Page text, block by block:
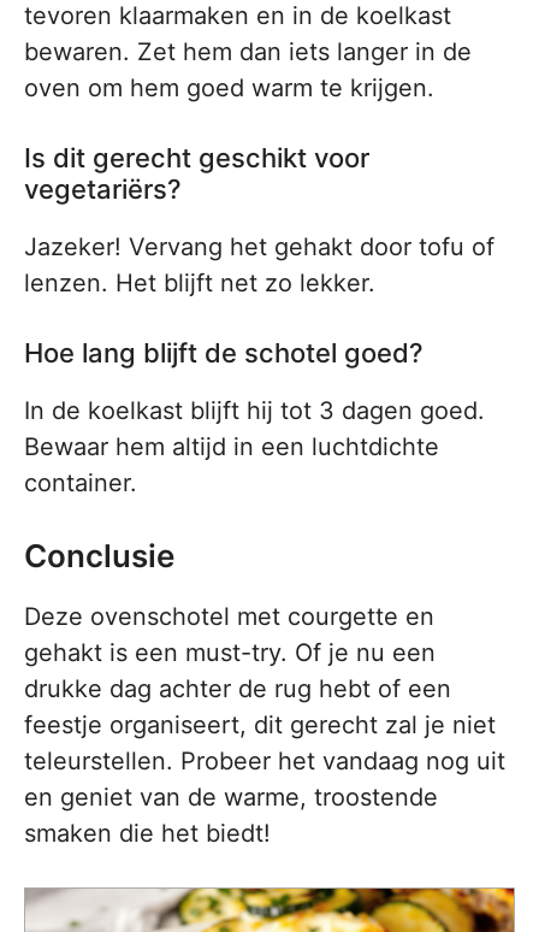
tevoren klaarmaken en in de koelkast
bewaren. Zet hem dan iets langer in de
oven om hem goed warm te krijgen.
Is dit gerecht geschikt voor
vegetariërs?
Jazeker! Vervang het gehakt door tofu of
lenzen. Het blijft net zo lekker.
Hoe lang blijft de schotel goed?
In de koelkast blijft hij tot 3 dagen goed.
Bewaar hem altijd in een luchtdichte
container.
Conclusie
Deze ovenschotel met courgette en
gehakt is een must-try. Of je nu een
drukke dag achter de rug hebt of een
feestje organiseert, dit gerecht zal je niet
teleurstellen. Probeer het vandaag nog uit
en geniet van de warme, troostende
smaken die het biedt!